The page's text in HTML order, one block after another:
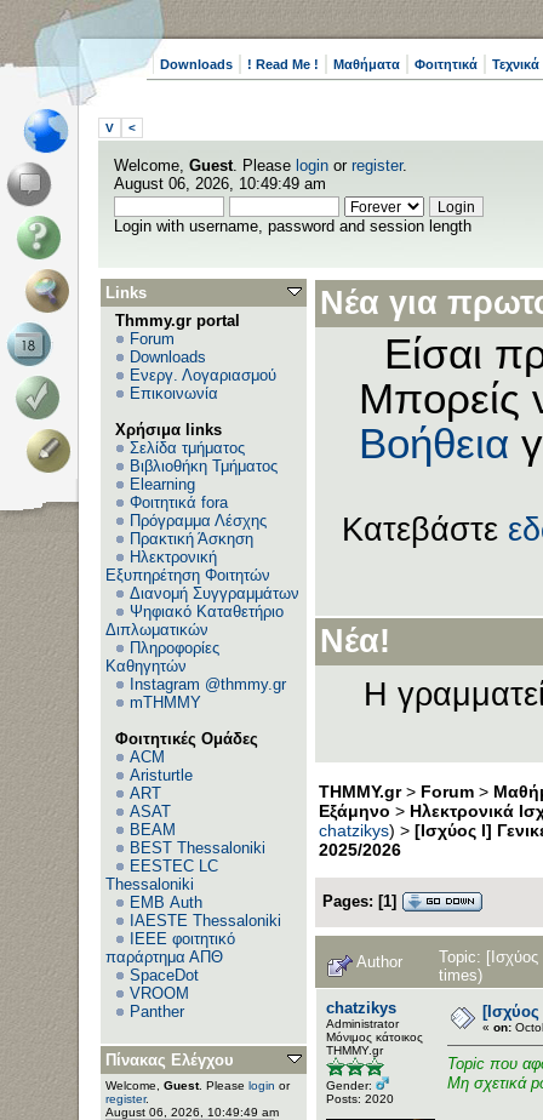
Downloads ! Read Me ! Μαθήματα Φοιτητικά
V <
Welcome, Guest. Please login or register.
August 06, 2026, 10:49:49 am
Login with username, password and session length
Links
Thmmy.gr portal
Forum
Downloads
Ενεργ. Λογαριασμού
Επικοινωνία
Χρήσιμα links
Σελίδα τμήματος
Βιβλιοθήκη Τμήματος
Elearning
Φοιτητικά fora
Πρόγραμμα Λέσχης
Πρακτική Άσκηση
Ηλεκτρονική
Εξυπηρέτηση Φοιτητών
Διανομή Συγγραμμάτων
Ψηφιακό Καταθετήριο
Διπλωματικών
Πληροφορίες
Καθηγητών
Instagram @thmmy.gr
mTHMMY
Φοιτητικές Ομάδες
ACM
Aristurtle
ART
ASAT
BEAM
BEST Thessaloniki
EESTEC LC
Thessaloniki
EΜΒ Auth
IAESTE Thessaloniki
IEEE φοιτητικό
παράρτημα ΑΠΘ
SpaceDot
VROOM
Panther
Πίνακας Ελέγχου
Welcome, Guest. Please login or
register.
August 06, 2026, 10:49:49 am
Νέα για
Είσαι
Μπορείς
Βοήθεια
Κατεβάστε
Νέα!
Η
THMMY.gr> Forum >
Εξάμηνο > Ηλεκτρονικά
chatzikys) > [Ισχύος I]
2025/2026
Pages: [1]
Author
Topic: [Ισχύος
times)
chatzikys
Administrator
Μόνιμος κάτοικος
ΤΗΜΜΥ.gr
Gender:
Posts: 2020
« on:
Topic που
Μη σχετικά